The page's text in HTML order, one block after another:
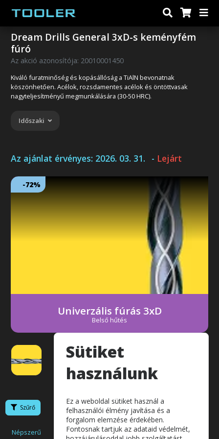
Dream Drills General 3xD-s keményfém
fúró
Az akció azonosítója: 20010001450
Kiváló furatminőség és kopásállóság a TiAlN bevonatnak
köszönhetően. Acélok, rozsdamentes acélok és öntöttvasak
nagyteljesítményű megmunkálására (30-50 HRC).
Időszaki
Az ajánlat érvényes: 2026. 03. 31. - Lejárt
-72%
Univerzális fúrás 3xD
Belső hűtés
Szűrő
Népszerű Akciós Legolcsóbb Készlet
Sütiket
használunk
Ez a weboldal sütiket használ a
felhasználói élmény javítása és a
forgalom elemzése érdekében.
Fontosnak tartjuk az adataid védelmét,